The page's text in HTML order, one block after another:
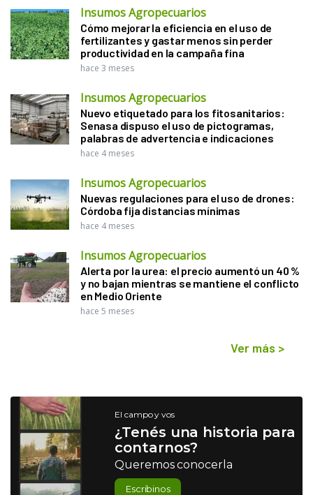
Insumos Agropecuarios
Cómo mejorar la eficiencia en el uso de
fertilizantes y gastar menos sin perder
productividad en la campaña fina
hace 3 meses
Insumos Agropecuarios
Nuevo etiquetado para los fitosanitarios:
Senasa dispuso el uso de pictogramas,
palabras de advertencia e indicaciones
hace 4 meses
Insumos Agropecuarios
Nuevas regulaciones para el uso de drones:
Córdoba fija distancias mínimas
hace 4 meses
Insumos Agropecuarios
Alerta por la urea: el precio aumentó un 40 %
y no bajan mientras se mantiene el conflicto
en Medio Oriente
hace 5 meses
Ver más >
El campo y vos
¿Tenés una historia para
contarnos?
Queremos conocerla
Escribinos